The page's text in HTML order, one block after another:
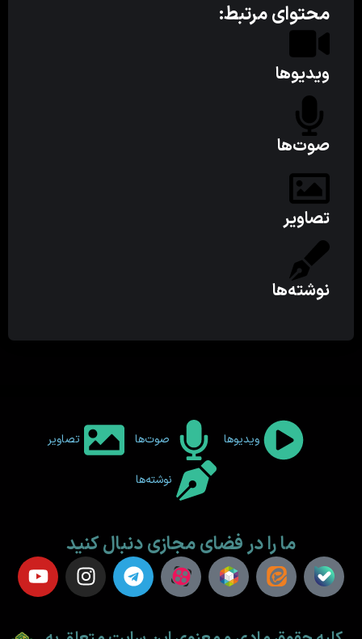
محتوای مرتبط:
ویدیوها
صوت‌ها
تصاویر
نوشته‌ها
ویدیوها صوت‌ها تصاویر
نوشته‌ها
ما را در فضای مجازی دنبال کنید